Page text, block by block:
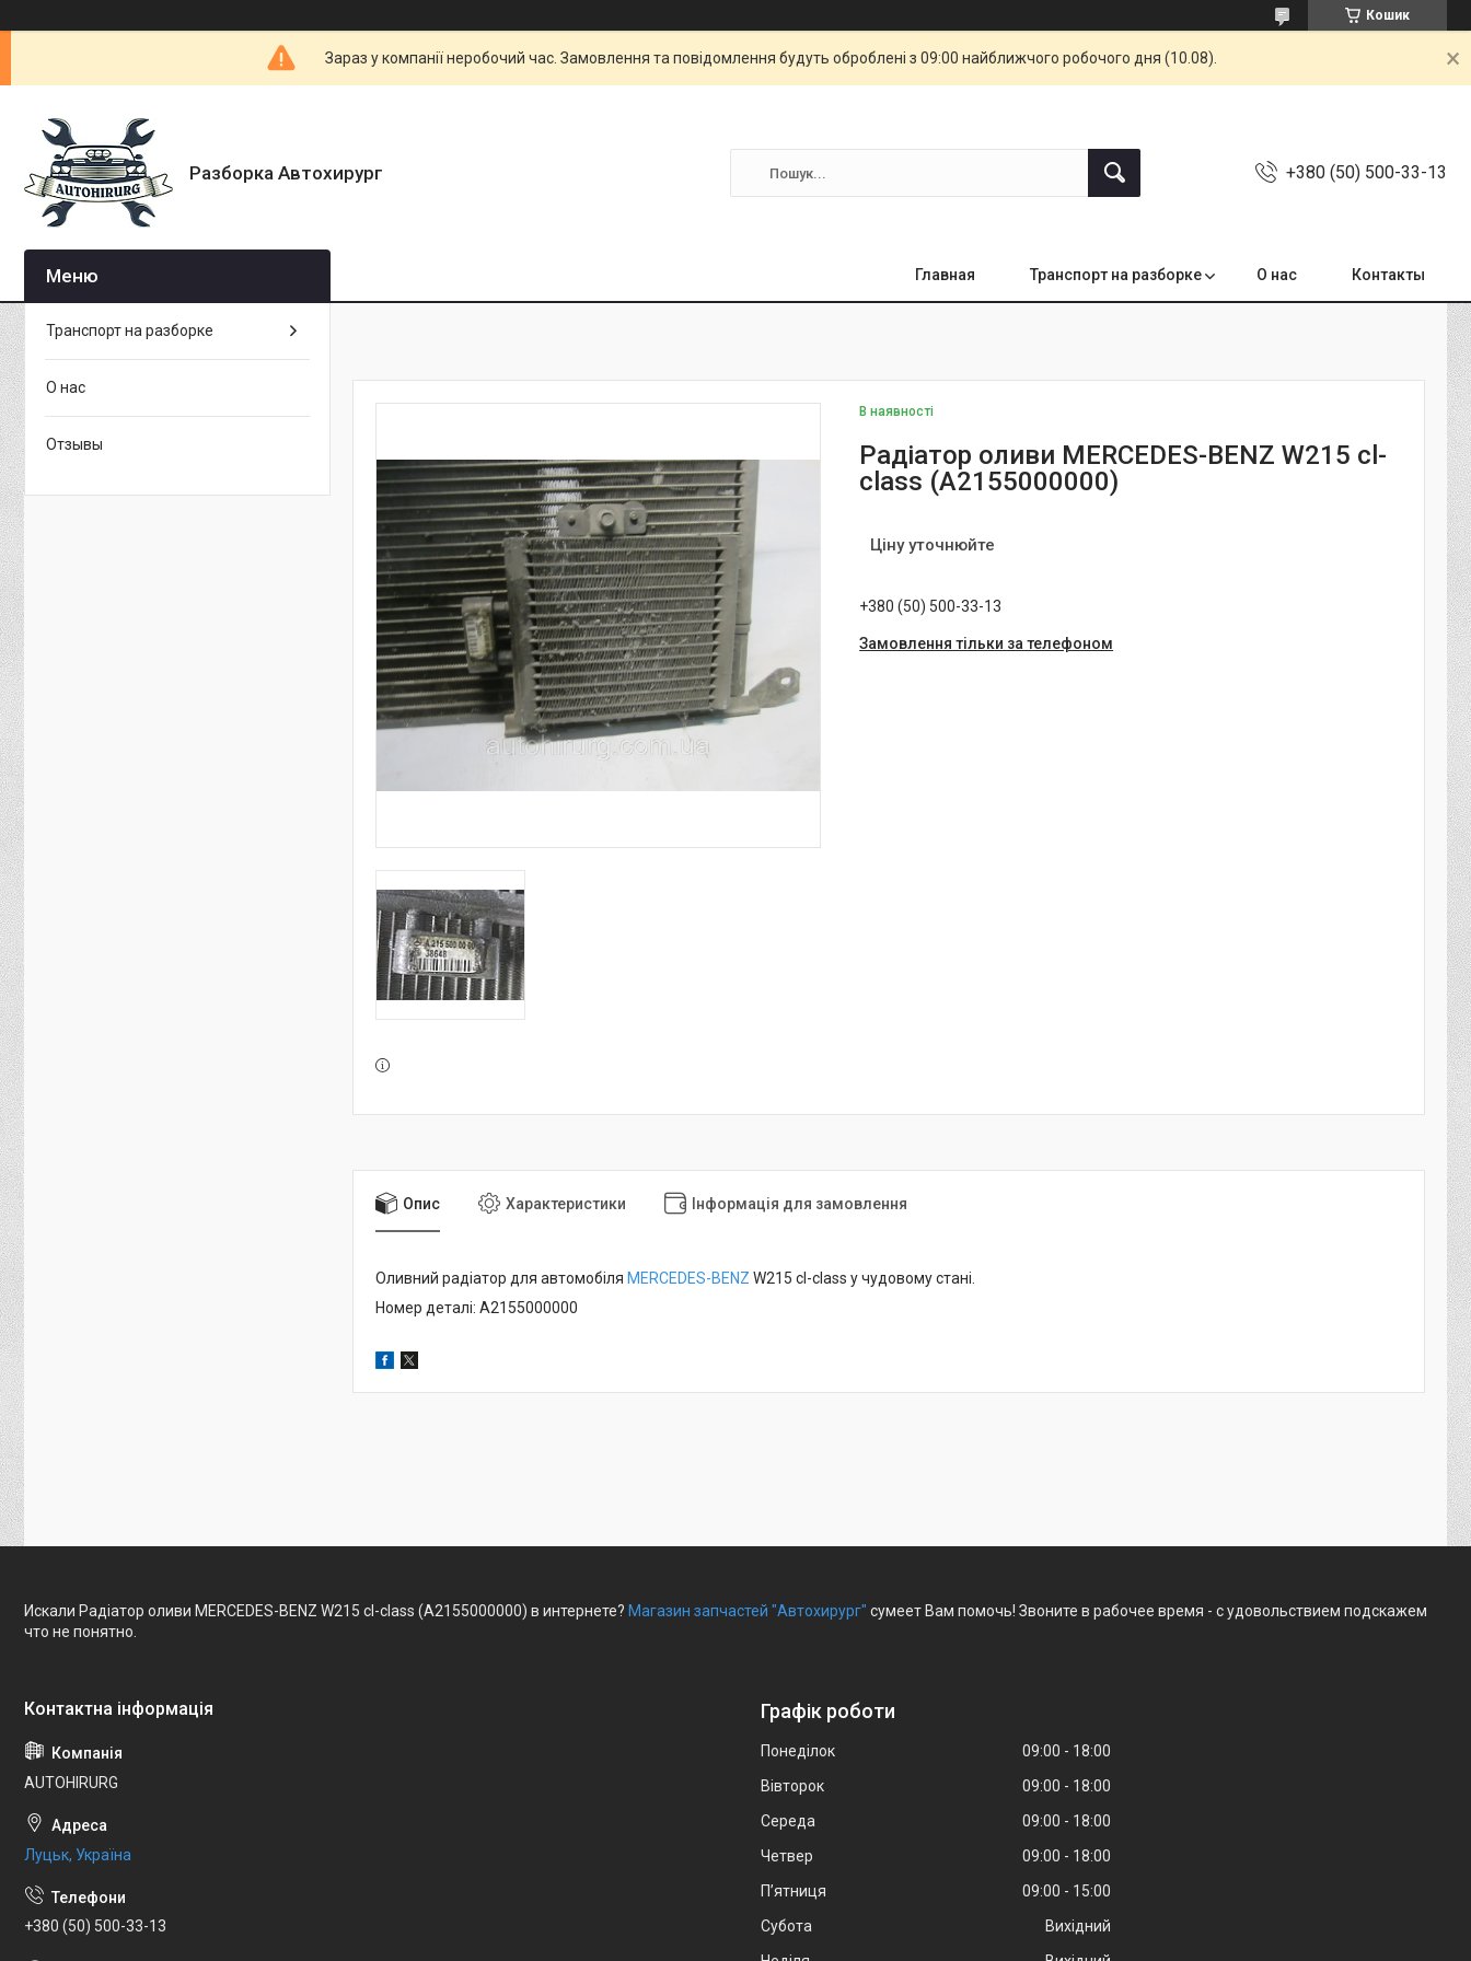
Кошик
Зараз у компанії неробочий час. Замовлення та повідомлення будуть оброблені з 09:00 найближчого робочого дня (10.08).
Разборка Автохирург +380 (50) 500-33-13
Главная Транспорт на разборке О нас Контакты
В наявності
Радіатор оливи MERCEDES-BENZ W215 cl-
class (A2155000000)
Ціну уточнюйте
+380 (50) 500-33-13
Замовлення тільки за телефоном
Опис Характеристики Інформація для замовлення
Оливний радіатор для автомобіля MERCEDES-BENZ W215 cl-class у чудовому стані.
Номер деталі: A2155000000
Транспорт на разборке
О нас
Отзывы
Искали Радіатор оливи MERCEDES-BENZ W215 cl-class (A2155000000) в интернете? Магазин запчастей "Автохирург" сумеет Вам помочь! Звоните в рабочее время - с удовольствием подскажем
что не понятно.
AUTOHIRURG
Луцьк, Україна
+380 (50) 500-33-13
Графік роботи
Понеділок 09:00
18:00
Вівторок
09:00
18:00
Середа
09:00
18:00
Четвер
09:00
18:00
Пʼятниця
09:00
15:00
Субота
Вихідний